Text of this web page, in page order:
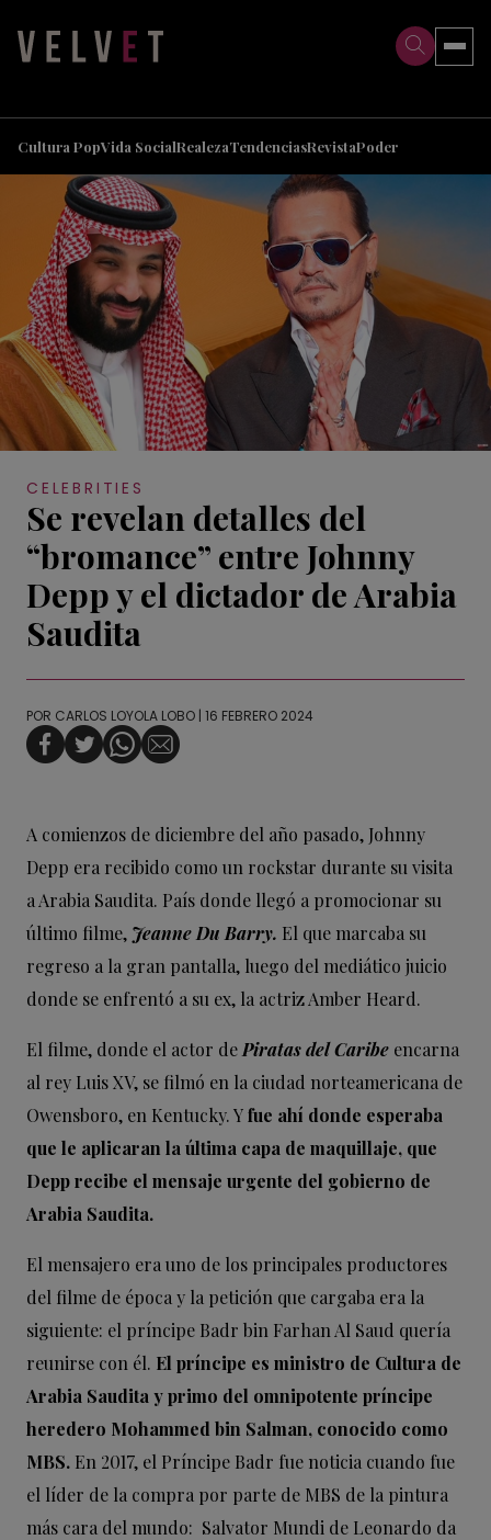
Cultura PopVida SocialRealezaTendenciasRevistaPoder
CELEBRITIES
Se revelan detalles del
“bromance” entre Johnny
Depp y el dictador de Arabia
Saudita
POR CARLOS LOYOLA LOBO | 16 FEBRERO 2024
A comienzos de diciembre del año pasado, Johnny
Depp era recibido como un rockstar durante su visita
a Arabia Saudita. País donde llegó a promocionar su
último filme, Jeanne Du Barry. El que marcaba su
regreso a la gran pantalla, luego del mediático juicio
donde se enfrentó a su ex, la actriz Amber Heard.
El filme, donde el actor de Piratas del Caribe encarna
al rey Luis XV, se filmó en la ciudad norteamericana de
Owensboro, en Kentucky. Yfue ahí donde esperaba
que le aplicaran la última capa de maquillaje, que
Depp recibe el mensaje urgente del gobierno de
Arabia Saudita.
El mensajero era uno de los principales productores
del filme de época y la petición que cargaba era la
siguiente: el príncipe Badr bin Farhan Al Saud quería
reunirse con él. El príncipe es ministro de Cultura de
Arabia Saudita y primo del omnipotente príncipe
heredero Mohammed bin Salman, conocido como
MBS. En 2017, el Príncipe Badr fue noticia cuando fue
el líder de la compra por parte de MBS de la pintura
más cara del mundo: Salvator Mundi de Leonardo da